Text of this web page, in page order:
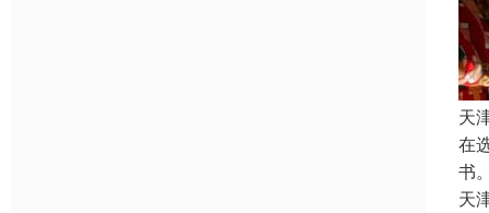
天
在
书
天